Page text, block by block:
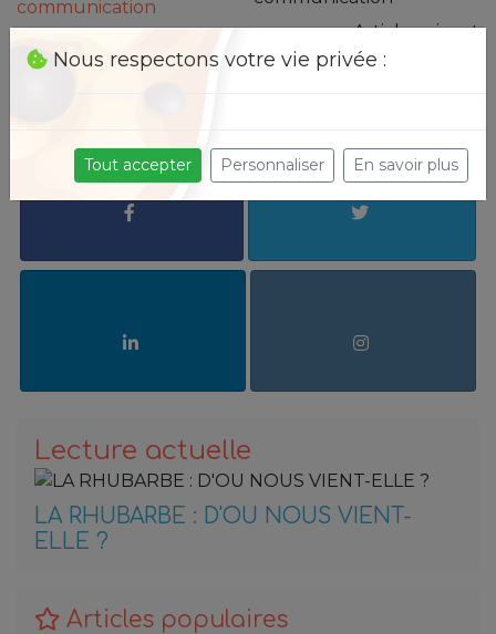
Article suivant
LA RHUBARBE :
Lecture actuelle
LA RHUBARBE : D'OU NOUS VIENT-
ELLE ?
Articles populaires
Nous respectons votre vie privée :
Tout accepter Personnaliser En savoir plus